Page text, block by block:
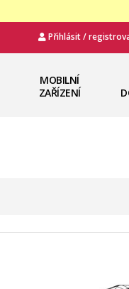
Přihlásit /
MOBILNÍ
ZAŘÍZENÍ